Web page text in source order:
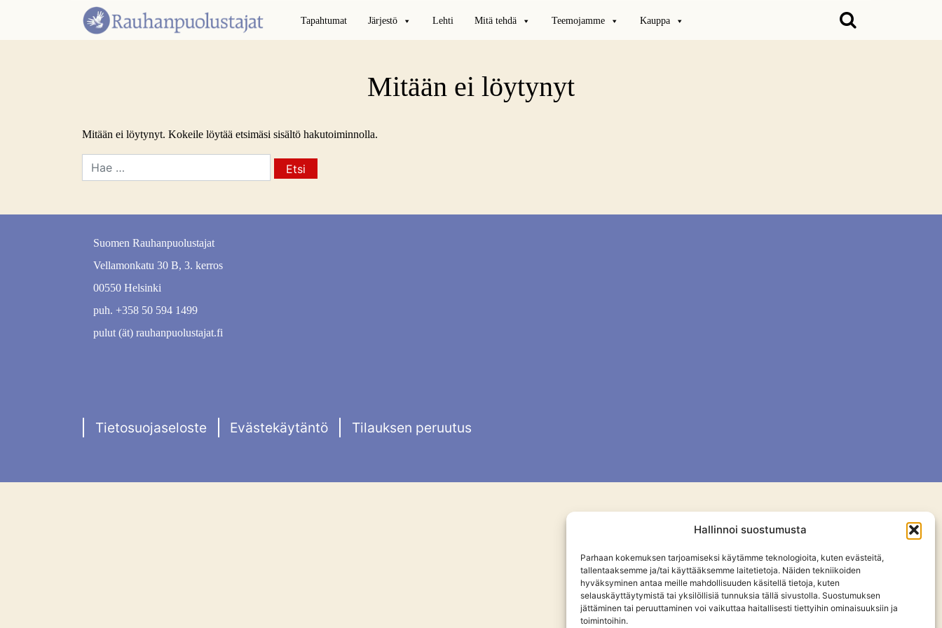
Hallinnoi suostumusta
Parhaan kokemuksen tarjoamiseksi käytämme teknologioita, kuten evästeitä,
tallentaaksemme ja/tai käyttääksemme laitetietoja. Näiden tekniikoiden
hyväksyminen antaa meille mahdollisuuden käsitellä tietoja, kuten
selauskäyttäytymistä tai yksilöllisiä tunnuksia tällä sivustolla. Suostumuksen
jättäminen tai peruuttaminen voi vaikuttaa haitallisesti tiettyihin ominaisuuksiin ja
toimintoihin.
Tapahtumat Järjestö Lehti Mitä tehdä Teemojamme Kauppa
Mitään ei löytynyt
Mitään ei löytynyt. Kokeile löytää etsimäsi sisältö hakutoiminnolla.
Suomen Rauhanpuolustajat
Vellamonkatu 30 B, 3. kerros
00550 Helsinki
puh. +358 50 594 1499
pulut (ät) rauhanpuolustajat.fi
Tietosuojaseloste Evästekäytäntö Tilauksen peruutus